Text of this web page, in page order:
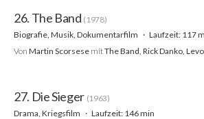
26. The Band (1978)
Biografie, Musik, Dokumentarfilm
Laufzeit: 117
Von Martin Scorsese mitThe Band, Rick Danko,
27. Die Sieger (1963)
Drama, Kriegsfilm
Laufzeit: 146 min